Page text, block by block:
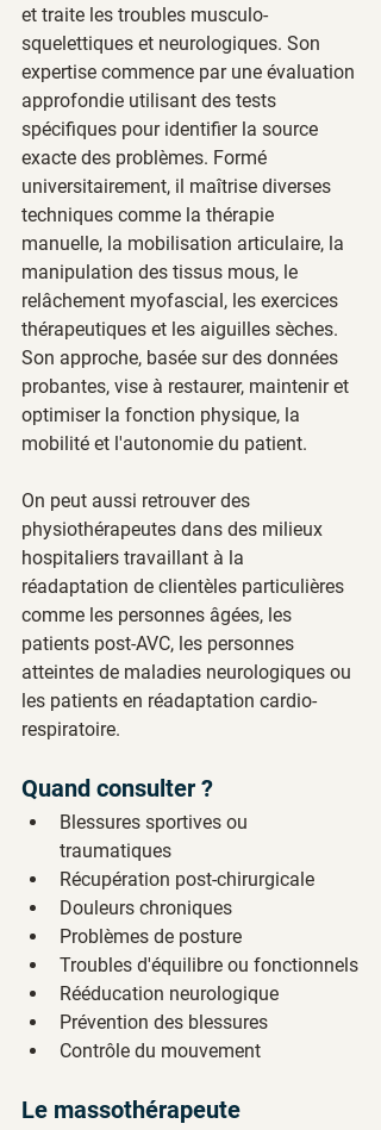
et traite les troubles musculo-
squelettiques et neurologiques. Son
expertise commence par une évaluation
approfondie utilisant des tests
spécifiques pour identifier la source
exacte des problèmes. Formé
universitairement, il maîtrise diverses
techniques comme la thérapie
manuelle, la mobilisation articulaire, la
manipulation des tissus mous, le
relâchement myofascial, les exercices
thérapeutiques et les aiguilles sèches.
Son approche, basée sur des données
probantes, vise à restaurer, maintenir et
optimiser la fonction physique, la
mobilité et l'autonomie du patient.
On peut aussi retrouver des
physiothérapeutes dans des milieux
hospitaliers travaillant à la
réadaptation de clientèles particulières
comme les personnes âgées, les
patients post-AVC, les personnes
atteintes de maladies neurologiques ou
les patients en réadaptation cardio-
respiratoire.
Quand consulter ?
Blessures sportives ou
traumatiques
Récupération post-chirurgicale
Douleurs chroniques
Problèmes de posture
Troubles d'équilibre ou fonctionnels
Rééducation neurologique
Prévention des blessures
Contrôle du mouvement
Le massothérapeute